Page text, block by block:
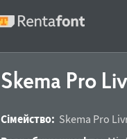
Skema Pro
Сімейство: Skema Pro